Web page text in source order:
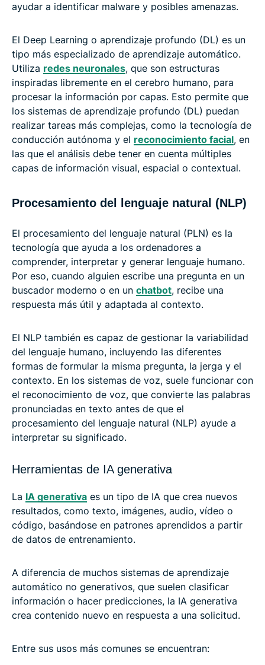
ayudar a identificar malware y posibles amenazas.
El Deep Learning o aprendizaje profundo (DL) es un
tipo más especializado de aprendizaje automático.
Utiliza redes neuronales, que son estructuras
inspiradas libremente en el cerebro humano, para
procesar la información por capas. Esto permite que
los sistemas de aprendizaje profundo (DL) puedan
realizar tareas más complejas, como la tecnología de
conducción autónoma y el reconocimiento facial, en
las que el análisis debe tener en cuenta múltiples
capas de información visual, espacial o contextual.
Procesamiento del lenguaje natural (NLP)
El procesamiento del lenguaje natural (PLN) es la
tecnología que ayuda a los ordenadores a
comprender, interpretar y generar lenguaje humano.
Por eso, cuando alguien escribe una pregunta en un
buscador moderno o en un chatbot, recibe una
respuesta más útil y adaptada al contexto.
El NLP también es capaz de gestionar la variabilidad
del lenguaje humano, incluyendo las diferentes
formas de formular la misma pregunta, la jerga y el
contexto. En los sistemas de voz, suele funcionar con
el reconocimiento de voz, que convierte las palabras
pronunciadas en texto antes de que el
procesamiento del lenguaje natural (NLP) ayude a
interpretar su significado.
Herramientas de IA generativa
La IA generativa es un tipo de IA que crea nuevos
resultados, como texto, imágenes, audio, vídeo o
código, basándose en patrones aprendidos a partir
de datos de entrenamiento.
A diferencia de muchos sistemas de aprendizaje
automático no generativos, que suelen clasificar
información o hacer predicciones, la IA generativa
crea contenido nuevo en respuesta a una solicitud.
Entre sus usos más comunes se encuentran: